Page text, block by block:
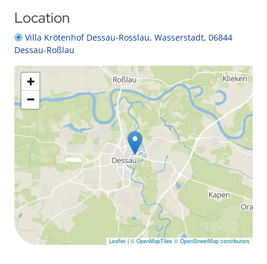
Location
Villa Krötenhof Dessau-Rosslau, Wasserstadt, 06844
Dessau-Roßlau
+
−
Leaflet | © OpenMapTiles © OpenStreetMap contributors